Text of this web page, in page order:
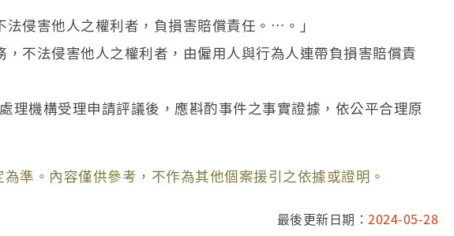
侵害他人之權利者，負損害賠償責任。…。」
不法侵害他人之權利者，由僱用人與行為人連帶負損害賠償責
理機構受理申請評議後，應斟酌事件之事實證據，依公平合理原
準。內容僅供參考，不作為其他個案援引之依據或證明。
最後更新日期： 2024-05-28